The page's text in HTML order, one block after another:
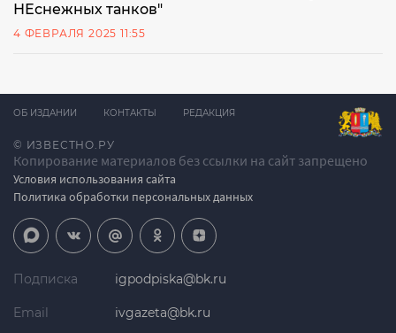
НЕснежных танков"
4 ФЕВРАЛЯ 2025 11:55
© ИЗВЕСТНО.РУ
Копирование материалов без ссылки на сайт запрещено
Условия использования сайта
Политика обработки персональных данных
ОБ ИЗДАНИИ КОНТАКТЫ РЕДАКЦИЯ
Подписка igpodpiska@bk.ru
Email ivgazeta@bk.ru